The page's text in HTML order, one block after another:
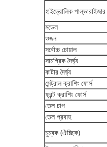
হাইড্রোলিক পাল্ভারাইজার
মডেল
ওজন
সর্বোচ্চ চোয়াল
সামগ্রিক দৈর্ঘ্য
কাটার দৈর্ঘ্য
সেন্ট্রাল ক্রাশিং ফোর্স
ফ্রন্ট ক্রাশিং ফোর্স
তেল চাপ
তেল প্রবাহ
চুম্বক (ঐচ্ছিক)